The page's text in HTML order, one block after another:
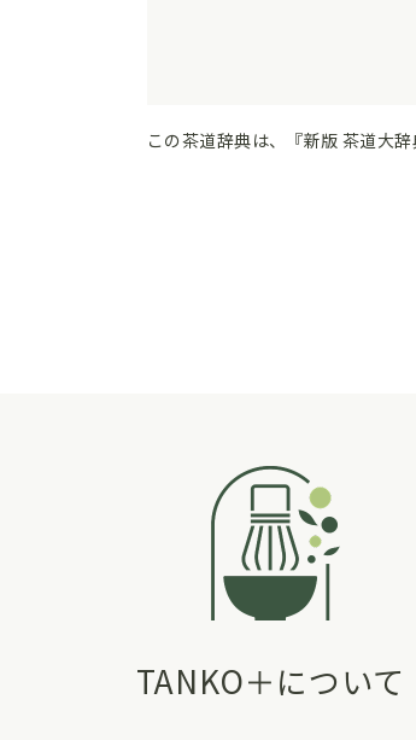
この茶道辞典は、『新版 茶道大
TANKO＋について